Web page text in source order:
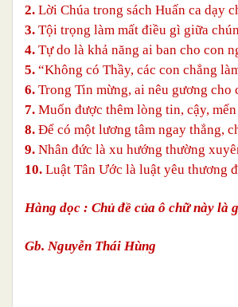
2. Lời Chúa trong sách Huấn ca dạy
3. Tội trọng làm mất điều gì giữa
4. Tự do là khả năng ai ban cho con
5. “Không có Thầy, các con chẳng
6. Trong Tin mừng, ai nêu gương
7. Muốn được thêm lòng tin, cậy,
8. Để có một lương tâm ngay thẳng,
9. Nhân đức là xu hướng thường
10. Luật Tân Ước là luật yêu thương
Hàng dọc : Chủ đề của ô chữ này là
Gb. Nguyễn Thái Hùng